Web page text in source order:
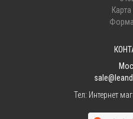
Тел: Интернет